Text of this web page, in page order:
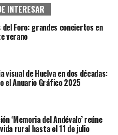
INTERESAR
del Foro: grandes conciertos en
verano
visual de Huelva en dos décadas:
el Anuario Gráfico 2025
‘Memoria del Andévalo’ reúne
rural hasta el 11 de julio